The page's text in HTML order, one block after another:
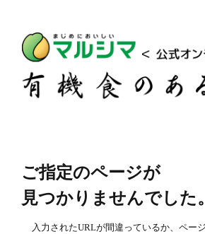
ご指定のページが
見つかりませんでした。
入力されたURLが間違っているか、ペー